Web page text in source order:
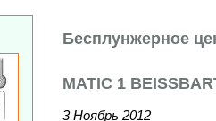
Бесплунжерное
MATIC 1
3 Ноябрь 2012